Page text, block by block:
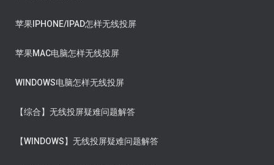
苹果IPHONE/IPAD怎样无线投屏
苹果MAC电脑怎样无线投屏
WINDOWS电脑怎样无线投屏
【综合】无线投屏疑难问题解答
【WINDOWS】无线投屏疑难问题解答